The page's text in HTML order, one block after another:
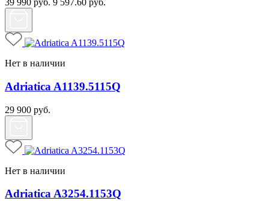
39 990 руб. 9 597.60 руб.
Нет в наличии
Adriatica A1139.5115Q
29 900 руб.
Нет в наличии
Adriatica A3254.1153Q